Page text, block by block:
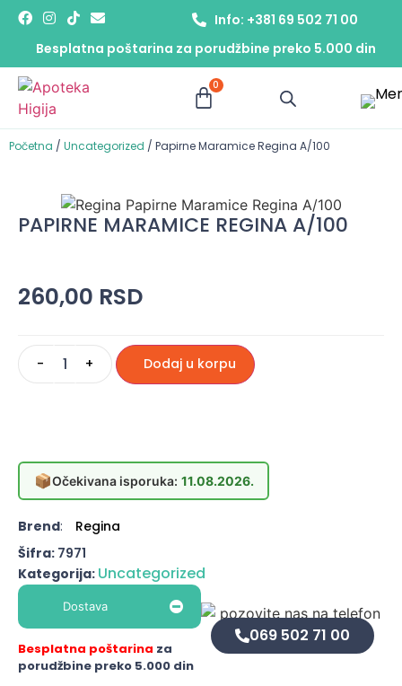
Besplatna poštarina za porudžbine preko 5.000 din
Info: +381 69 502 71 00
0
Početna / Uncategorized / Papirne Maramice Regina A/100
PAPIRNE MARAMICE REGINA A/100
260,00 RSD
- + Dodaj u korpu
📦Očekivana isporuka: 11.08.2026.
Brend:
Regina
Šifra: 7971
Kategorija: Uncategorized
Dostava
Besplatna poštarina za
porudžbine preko 5.000 din
069 502 71 00